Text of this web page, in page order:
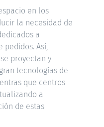
en los
la necesidad de
a
Así,
proyectan y
tecnologías de
que centros
a
de estas